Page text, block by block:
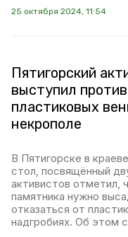
25 октября 2024, 11:54
Пятигорский
выступил против
пластиковых
некрополе
В Пятигорске в
стол, посвящённый
активистов отметил,
памятника нужно
отказаться от
надгробиях. Об этом